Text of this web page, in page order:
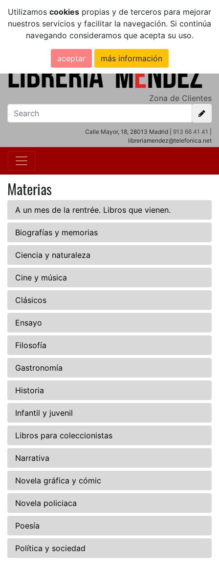
Utilizamos cookies propias y de terceros para mejorar
nuestros servicios y facilitar la navegación. Si continúa
navegando consideramos que acepta su uso.
aceptar más información
Zona de Clientes
Calle Mayor, 18, 28013 Madrid | 913 66 41 41
libreriamendez@telefonica.net
Materias
A un mes de la rentrée. Libros que vienen.
Biografías y memorias
Ciencia y naturaleza
Cine y música
Clásicos
Ensayo
Filosofía
Gastronomía
Historia
Infantil y juvenil
Libros para coleccionistas
Narrativa
Novela gráfica y cómic
Novela policiaca
Poesía
Política y sociedad